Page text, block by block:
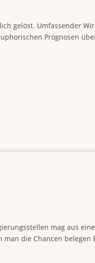
gelöst. Umfassender
Prognosen
mag aus
die Chancen